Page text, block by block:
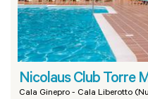
Nicolaus Club Torre
Cala Ginepro - Cala Liberotto